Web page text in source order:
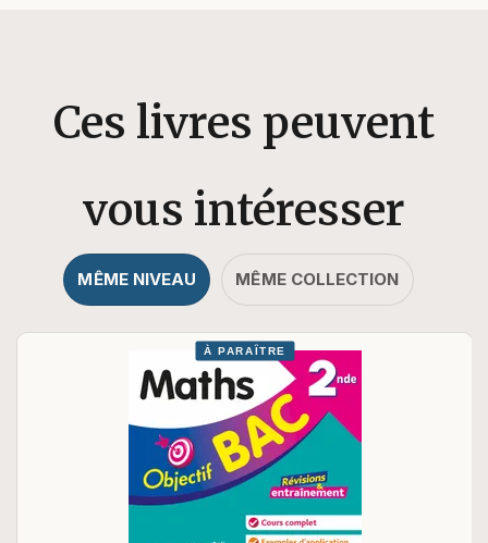
Ces livres peuvent
vous intéresser
MÊME NIVEAU MÊME COLLECTION
À PARAÎTRE